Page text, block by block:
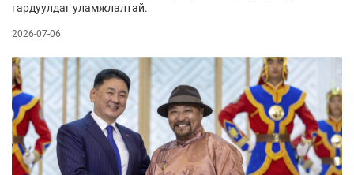
гардуулдаг уламжлалтай.
2026-07-06